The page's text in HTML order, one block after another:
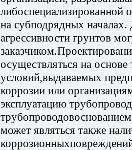
либоспециализированной
на субподрядных
агрессивности грунтов
осуществляться на основе
условий,выдаваемых
коррозии или
эксплуатацию
может являться также